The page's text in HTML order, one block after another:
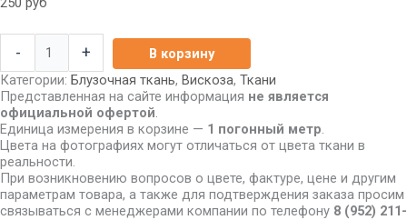
- +
В корзину
Категории: Блузочная ткань, Вискоза, Ткани
Представленная на сайте информация не является
официальной офертой.
Единица измерения в корзине — 1 погонный метр.
Цвета на фотографиях могут отличаться от цвета ткани в
реальности.
При возникновению вопросов о цвете, фактуре, цене и другим
параметрам товара, а также для подтверждения заказа просим
связываться с менеджерами компании по телефону 8 (952) 211-